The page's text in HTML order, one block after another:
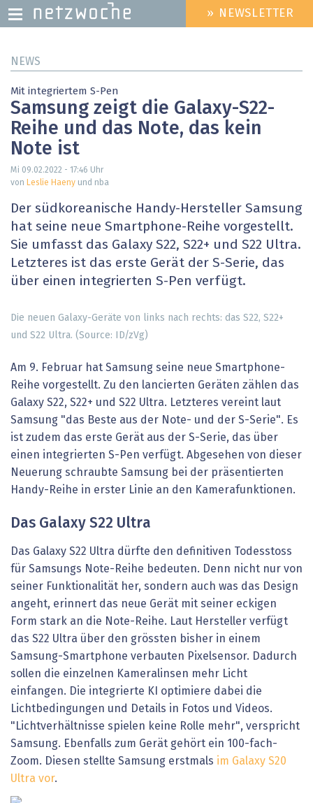
zum
HEADER
MENU
» NEWSLETTER
NEWS
Mit integriertem S-Pen
Samsung zeigt die Galaxy-S22-
Reihe und das Note, das kein
Note ist
Mi 09.02.2022 - 17:46 Uhr
von Leslie Haeny und nba
Der südkoreanische Handy-Hersteller Samsung
hat seine neue Smartphone-Reihe vorgestellt.
Sie umfasst das Galaxy S22, S22+ und S22 Ultra.
Letzteres ist das erste Gerät der S-Serie, das
über einen integrierten S-Pen verfügt.
Die neuen Galaxy-Geräte von links nach rechts: das S22, S22+
und S22 Ultra. (Source: ID/zVg)
Am 9. Februar hat Samsung seine neue Smartphone-
Reihe vorgestellt. Zu den lancierten Geräten zählen das
Galaxy S22, S22+ und S22 Ultra. Letzteres vereint laut
Samsung "das Beste aus der Note- und der S-Serie". Es
ist zudem das erste Gerät aus der S-Serie, das über
einen integrierten S-Pen verfügt. Abgesehen von dieser
Neuerung schraubte Samsung bei der präsentierten
Handy-Reihe in erster Linie an den Kamerafunktionen.
Das Galaxy S22 Ultra
Das Galaxy S22 Ultra dürfte den definitiven Todesstoss
für Samsungs Note-Reihe bedeuten. Denn nicht nur von
seiner Funktionalität her, sondern auch was das Design
angeht, erinnert das neue Gerät mit seiner eckigen
Form stark an die Note-Reihe. Laut Hersteller verfügt
das S22 Ultra über den grössten bisher in einem
Samsung-Smartphone verbauten Pixelsensor. Dadurch
sollen die einzelnen Kameralinsen mehr Licht
einfangen. Die integrierte KI optimiere dabei die
Lichtbedingungen und Details in Fotos und Videos.
"Lichtverhältnisse spielen keine Rolle mehr", verspricht
Samsung. Ebenfalls zum Gerät gehört ein 100-fach-
Zoom. Diesen stellte Samsung erstmals im Galaxy S20
Ultra vor.